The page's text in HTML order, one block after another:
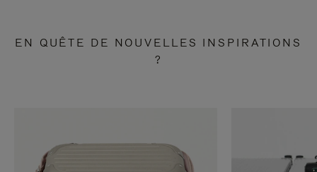
EN QUÊTE DE NOUVELLES INSPIRATIONS
?